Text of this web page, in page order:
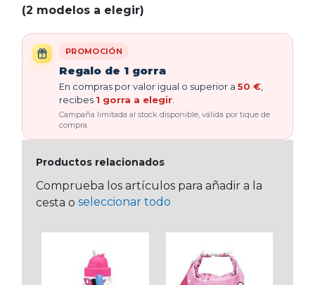
(2 modelos a elegir)
PROMOCIÓN
Regalo de 1 gorra
En compras por valor igual o superior a 50 €
recibes 1 gorra a elegir
Campaña limitada al stock disponible, válida por tique de
compra.
Productos relacionados
Comprueba los artículos para añadir a la
cesta o seleccionar todo